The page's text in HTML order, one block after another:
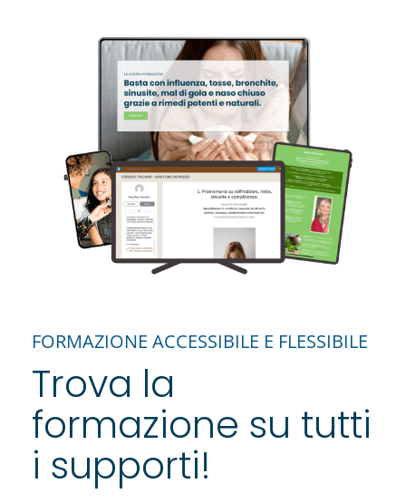
FORMAZIONE ACCESSIBILE E FLESSIBILE
Trova la
formazione su tutti
i supporti!